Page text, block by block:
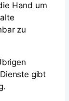
Hand um
zu
gibt